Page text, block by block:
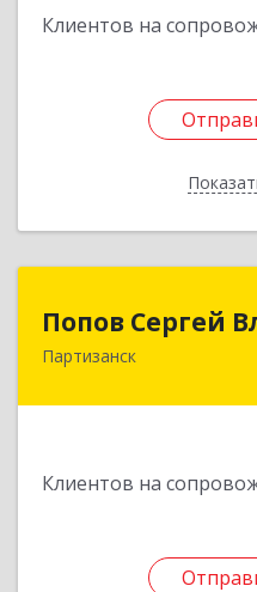
Клиентов на
Попов Сергей
Партизанск
Клиентов на
Попов
692922,